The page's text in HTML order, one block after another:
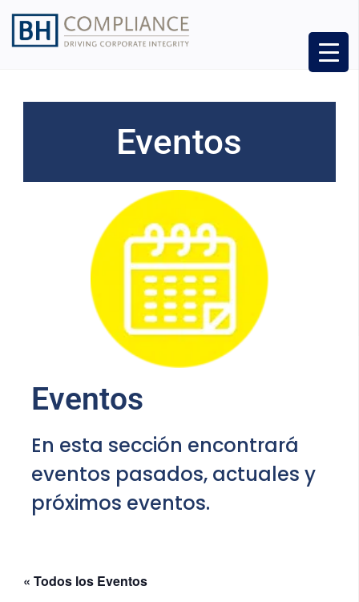
Eventos
Eventos
En esta sección encontrará
eventos pasados, actuales y
próximos eventos.
« Todos los Eventos